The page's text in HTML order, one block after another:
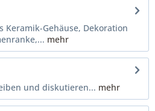
Keramik-Gehäuse, Dekoration
mehr
und diskutieren... mehr